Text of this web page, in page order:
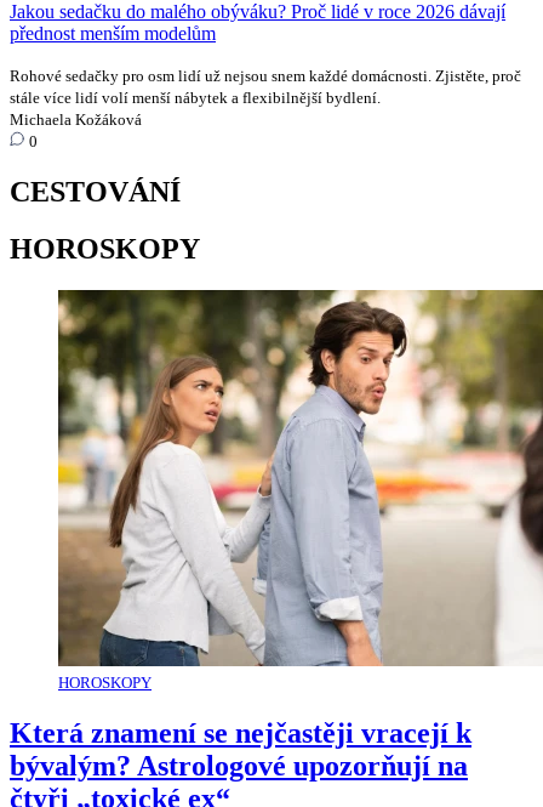
Jakou sedačku do malého obýváku? Proč lidé v roce 2026 dávají
přednost menším modelům
Rohové sedačky pro osm lidí už nejsou snem každé domácnosti. Zjistěte, proč
stále více lidí volí menší nábytek a flexibilnější bydlení.
Michaela Kožáková
0
CESTOVÁNÍ
HOROSKOPY
HOROSKOPY
Která znamení se nejčastěji vracejí k
bývalým? Astrologové upozorňují na
čtyři „toxické ex“